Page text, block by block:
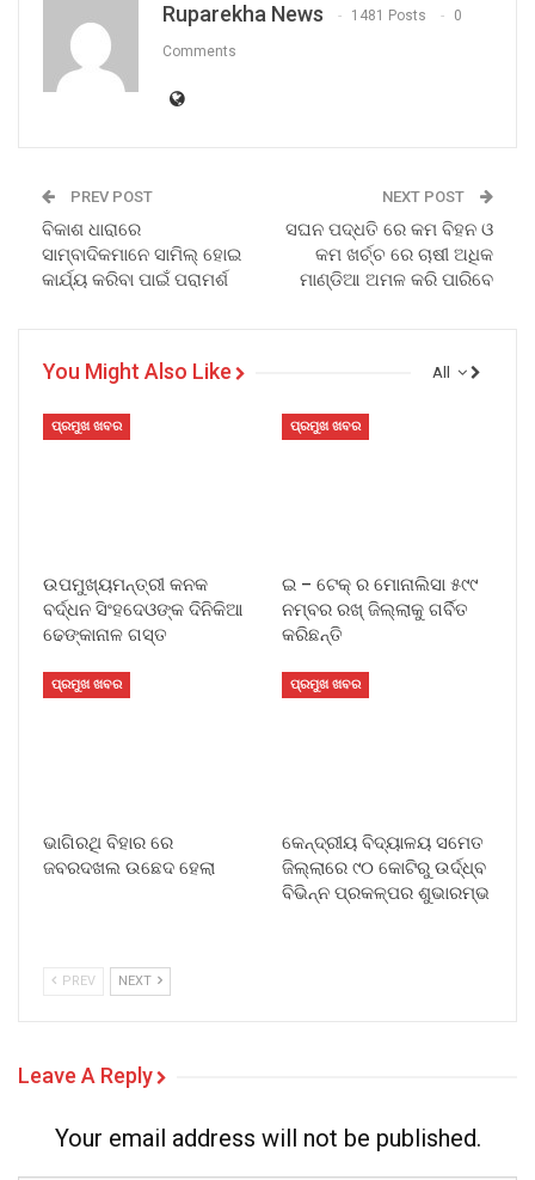
Ruparekha News 1481 Posts 0
Comments
PREV POST
ବିକାଶ ଧାରାରେ
ସାମ୍ବାଦିକମାନେ ସାମିଲ୍ ହୋଇ
କାର୍ଯ୍ୟ କରିବା ପାଇଁ ପରାମର୍ଶ
NEXT POST
ସଘନ ପଦ୍ଧତି ରେ କମ ବିହନ ଓ
କମ ଖର୍ଚ୍ଚ ରେ ଚାଷୀ ଅଧିକ
ମାଣ୍ଡିଆ ଅମଳ କରି ପାରିବେ
All
You Might Also Like
ପ୍ରମୁଖ ଖବର
ଉପମୁଖ୍ୟମନ୍ତ୍ରୀ କନକ
ବର୍ଦ୍ଧନ ସିଂହଦେଓଙ୍କ ଦିନିକିଆ
ଢେଙ୍କାନାଳ ଗସ୍ତ
ପ୍ରମୁଖ ଖବର
ଇ – ଟେକ୍ ର ମୋନାଲିସା ୫୯୯
ନମ୍ବର ରଖ୍ ଜିଲ୍ଲାକୁ ଗର୍ବିତ
କରିଛନ୍ତି
ପ୍ରମୁଖ ଖବର
ଭାଗିରଥି ବିହାର ରେ
ଜବରଦଖଲ ଉଛେଦ ହେଲା
ପ୍ରମୁଖ ଖବର
କେନ୍ଦ୍ରୀୟ ବିଦ୍ୟାଳୟ ସମେତ
ଜିଲ୍ଲାରେ ୯୦ କୋଟିରୁ ଉର୍ଦ୍ଧ୍ବ
ବିଭିନ୍ନ ପ୍ରକଳ୍ପର ଶୁଭାରମ୍ଭ
PREV NEXT
Leave A Reply
Your email address will not be published.